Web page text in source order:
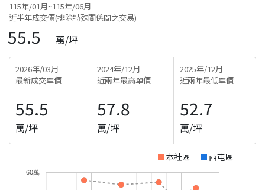
115年/01月~115年/06月
近半年成交價(排除特殊關係間之交易)
55.5 萬/坪
2026年/03月
最新成交單價
55.5
萬/坪
2024年/12月
近兩年最高單價
57.8
萬/坪
2025年/12月
近兩年最低單價
52.7
萬/坪
本社區 西屯區
60萬